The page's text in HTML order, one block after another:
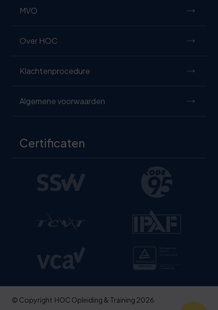
MVO
Over HOC
Klachtenprocedure
Algemene voorwaarden
Certificaten
© Copyright HOC Opleiding & Training 2026